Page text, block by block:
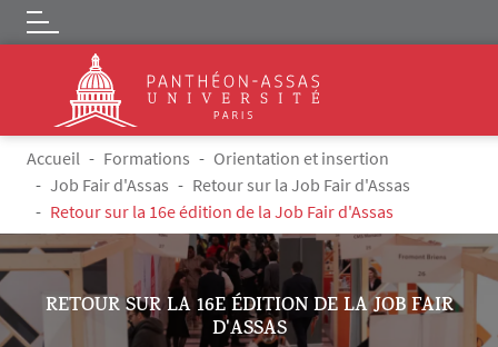
Aller au contenu principal
Logo
Fil d'Ariane
Accueil Formations
Orientation et insertion
Job Fair d'Assas
Retour sur la Job Fair d'Assas
Retour sur la 16e édition de la Job Fair d'Assas
RETOUR SUR LA 16E ÉDITION DE LA JOB FAIR
D'ASSAS